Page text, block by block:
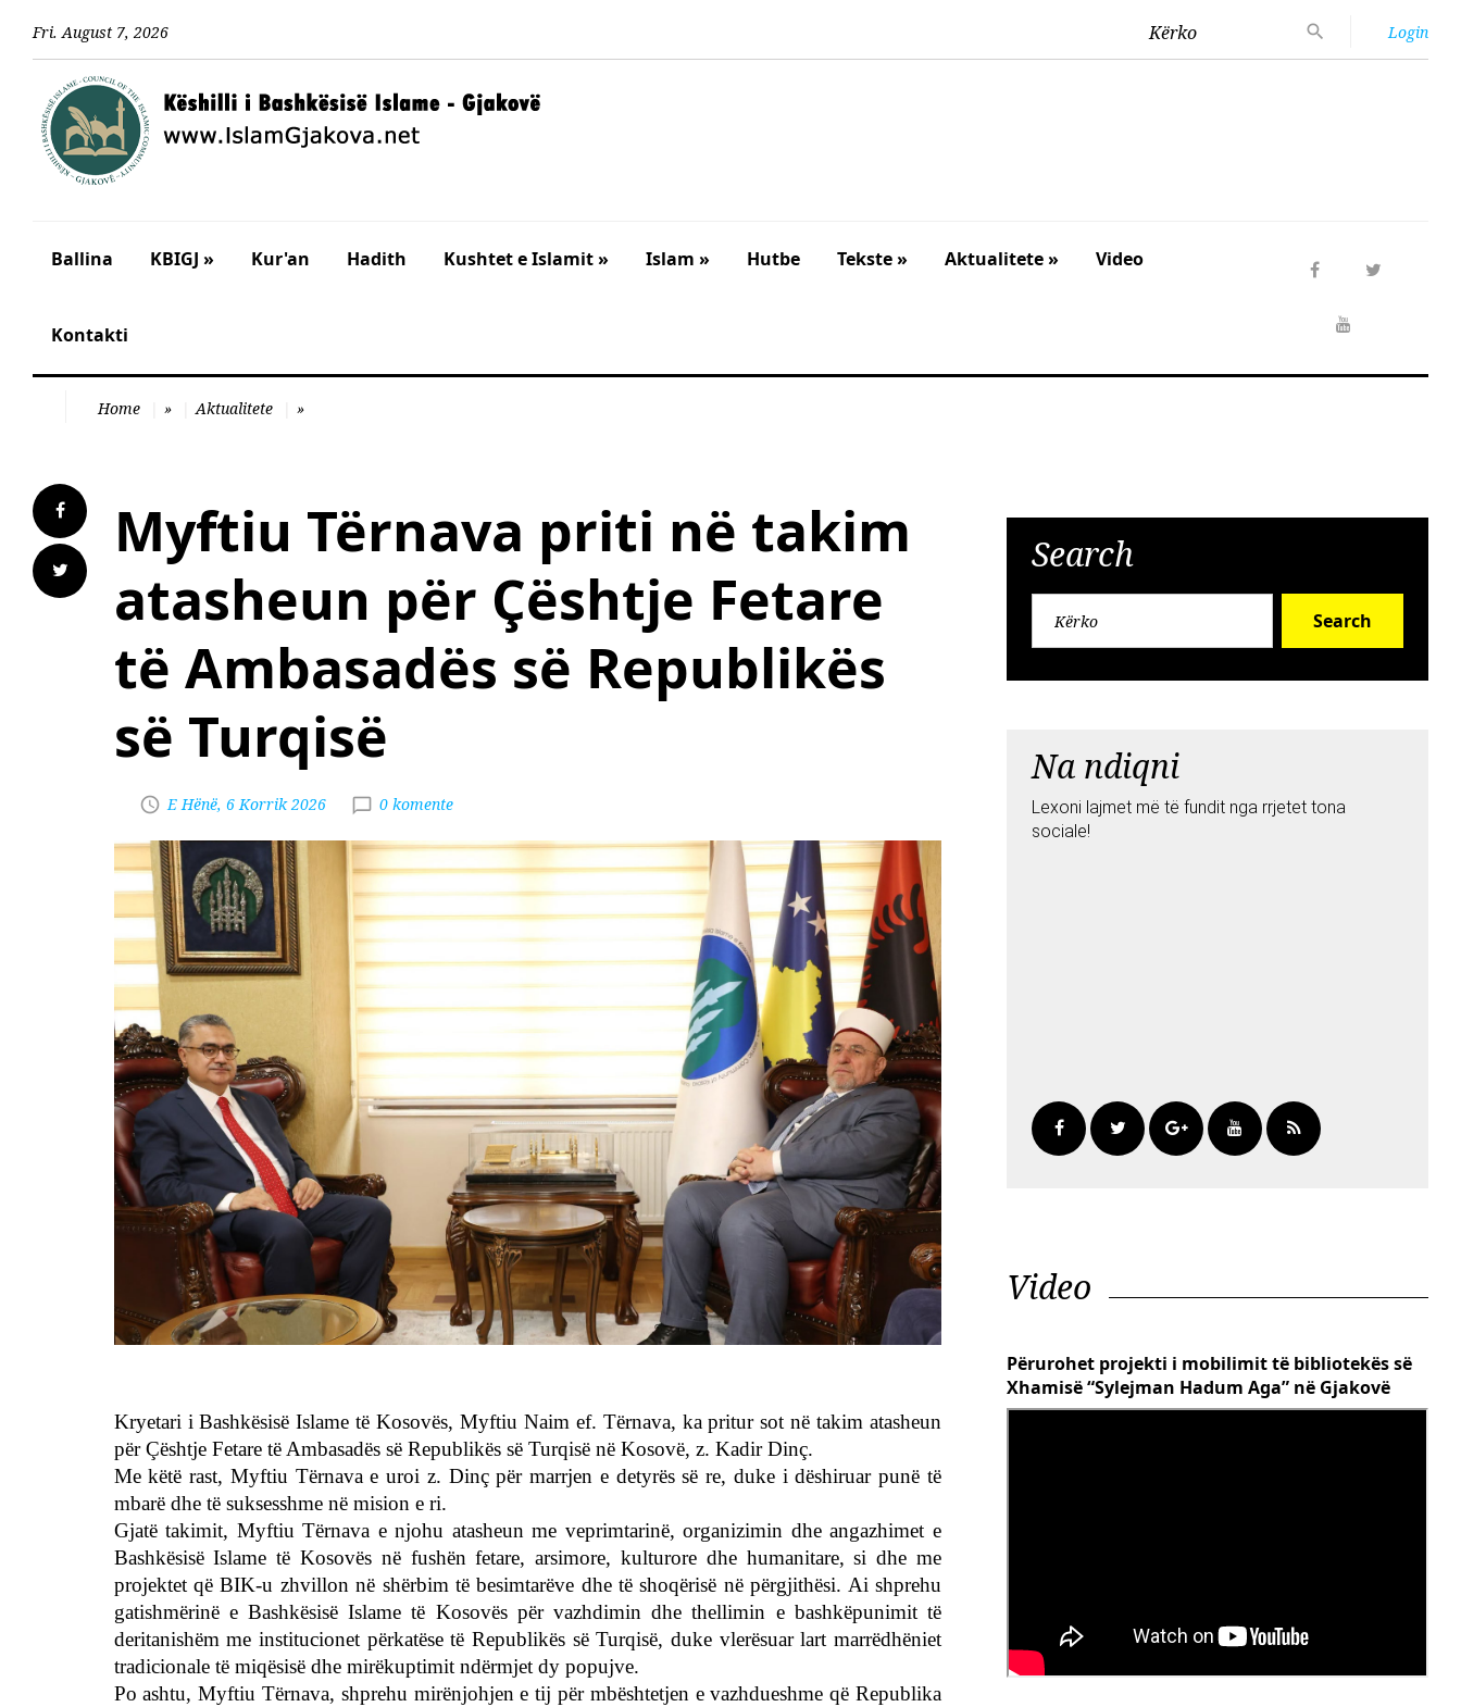
Fri. August 7, 2026 Kërko Login
Ballina KBIGJ » Kur'an Hadith Kushtet e Islamit » Islam » Hutbe Tekste » Aktualitete » Video
Kontakti
Home » Aktualitete »
Myftiu Tërnava priti në takim
atasheun për Çështje Fetare
të Ambasadës së Republikës
së Turqisë
E Hënë, 6 Korrik 2026 0 komente
Kryetari i Bashkësisë Islame të Kosovës, Myftiu Naim ef. Tërnava, ka pritur sot në takim atasheun
për Çështje Fetare të Ambasadës së Republikës së Turqisë në Kosovë, z. Kadir Dinç.
Me këtë rast, Myftiu Tërnava e uroi z. Dinç për marrjen e detyrës së re, duke i dëshiruar punë të
mbarë dhe të suksesshme në mision e ri.
Gjatë takimit, Myftiu Tërnava e njohu atasheun me veprimtarinë, organizimin dhe angazhimet e
Bashkësisë Islame të Kosovës në fushën fetare, arsimore, kulturore dhe humanitare, si dhe me
projektet që BIK-u zhvillon në shërbim të besimtarëve dhe të shoqërisë në përgjithësi. Ai shprehu
gatishmërinë e Bashkësisë Islame të Kosovës për vazhdimin dhe thellimin e bashkëpunimit të
deritanishëm me institucionet përkatëse të Republikës së Turqisë, duke vlerësuar lart marrëdhëniet
tradicionale të miqësisë dhe mirëkuptimit ndërmjet dy popujve.
Po ashtu, Myftiu Tërnava, shprehu mirënjohjen e tij për mbështetjen e vazhdueshme që Republika
Search
Search
Na ndiqni
Lexoni lajmet më të fundit nga rrjetet tona
sociale!
Video
Përurohet projekti i mobilimit të bibliotekës së
Xhamisë “Sylejman Hadum Aga” në Gjakovë